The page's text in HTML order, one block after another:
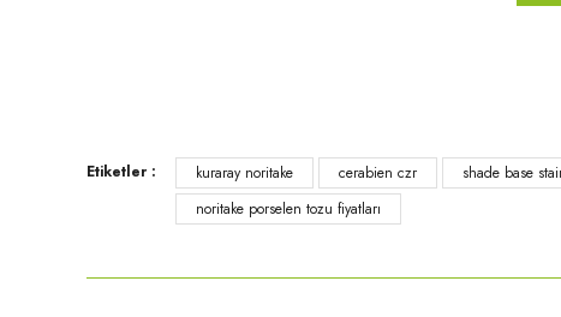
Bu ürünün fiyat bilgisi, resim, ürün açıklamalarında ve diğer
Görüş ve önerileriniz için teşekkür ederiz.
Etiketler : kuraray noritake cerabien czr shade base
noritake porselen tozu fiyatları